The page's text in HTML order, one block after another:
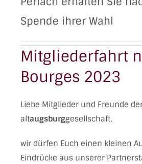
Spende ihrer Wahl
Mitgliederfahrt
Bourges 2023
Liebe Mitglieder und Freunde
altaugsburggesellschaft,
wir dürfen Euch einen kleinen
Eindrücke aus unserer